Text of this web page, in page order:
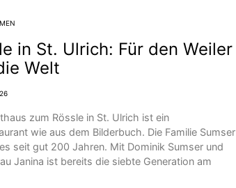
in St. Ulrich: Für den Weiler
Welt
zum Rössle in St. Ulrich ist ein
wie aus dem Bilderbuch. Die Familie Sumser
seit gut 200 Jahren. Mit Dominik Sumser und
Janina ist bereits die siebte Generation am